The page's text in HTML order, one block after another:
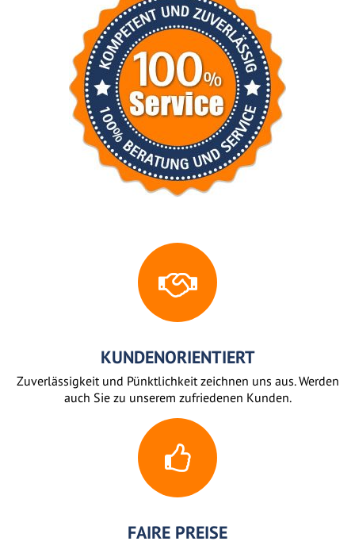
KUNDENORIENTIERT
Zuverlässigkeit und Pünktlichkeit zeichnen uns aus. Werden
auch Sie zu unserem zufriedenen Kunden.
FAIRE PREISE